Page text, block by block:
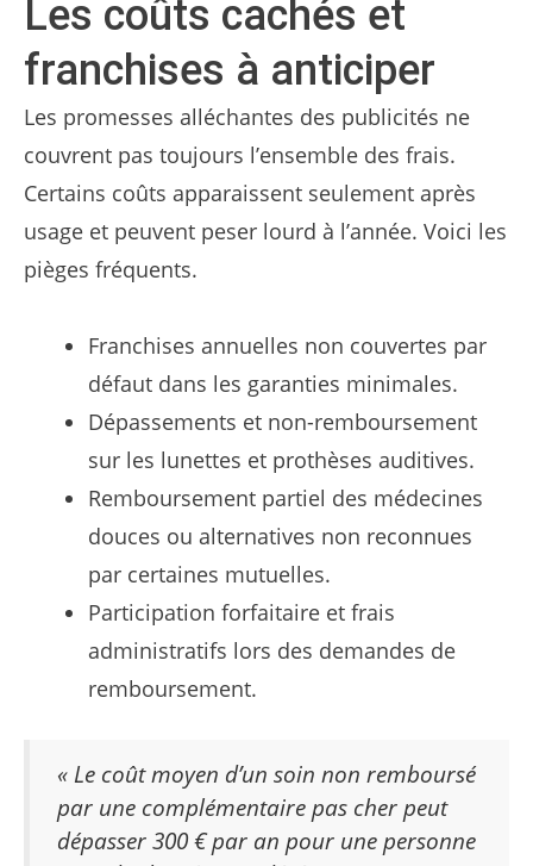
Les coûts cachés et
franchises à anticiper
Les promesses alléchantes des publicités ne
couvrent pas toujours l’ensemble des frais.
Certains coûts apparaissent seulement après
usage et peuvent peser lourd à l’année. Voici les
pièges fréquents.
Franchises annuelles non couvertes par
défaut dans les garanties minimales.
Dépassements et non-remboursement
sur les lunettes et prothèses auditives.
Remboursement partiel des médecines
douces ou alternatives non reconnues
par certaines mutuelles.
Participation forfaitaire et frais
administratifs lors des demandes de
remboursement.
« Le coût moyen d’un soin non remboursé
par une complémentaire pas cher peut
dépasser 300 € par an pour une personne